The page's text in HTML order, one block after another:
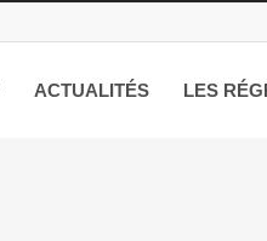
ACTUALITÉS LES